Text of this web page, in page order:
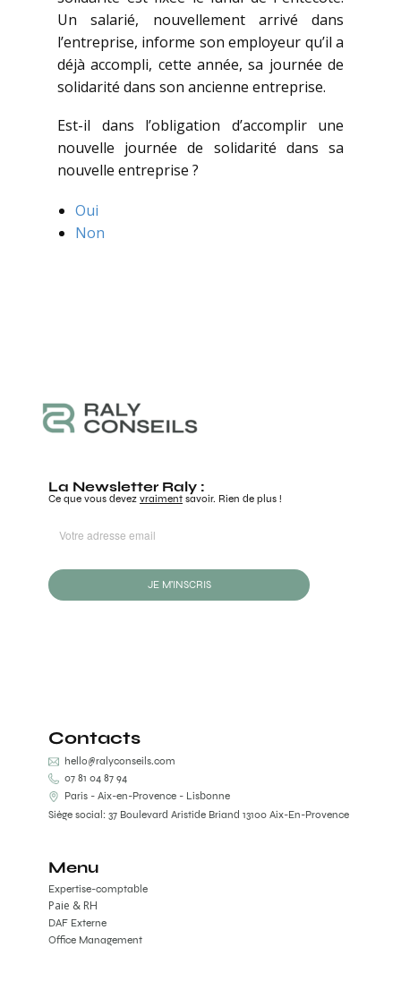
Un salarié, nouvellement arrivé dans
l’entreprise, informe son employeur qu’il a
déjà accompli, cette année, sa journée de
solidarité dans son ancienne entreprise.
Est-il dans l’obligation d’accomplir une
nouvelle journée de solidarité dans sa
nouvelle entreprise ?
Oui
Non
La Newsletter Raly :
Ce que vous devez vraiment savoir. Rien de plus !
JE M'INSCRIS
Contacts
hello@ralyconseils.com
07 81 04 87 94
Paris - Aix-en-Provence - Lisbonne
Siège social: 37 Boulevard Aristide Briand 13100 Aix-En-Provence
Menu
Expertise-comptable
DAF Externe
Office Management
Paie & RH